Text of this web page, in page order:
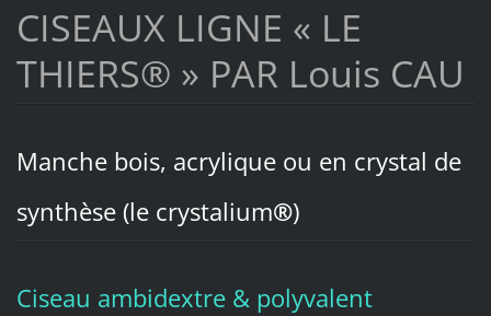
CISEAUX LIGNE « LE
THIERS® » PAR Louis CAU
Manche bois, acrylique ou en crystal de
synthèse (le crystalium®)
Ciseau ambidextre & polyvalent